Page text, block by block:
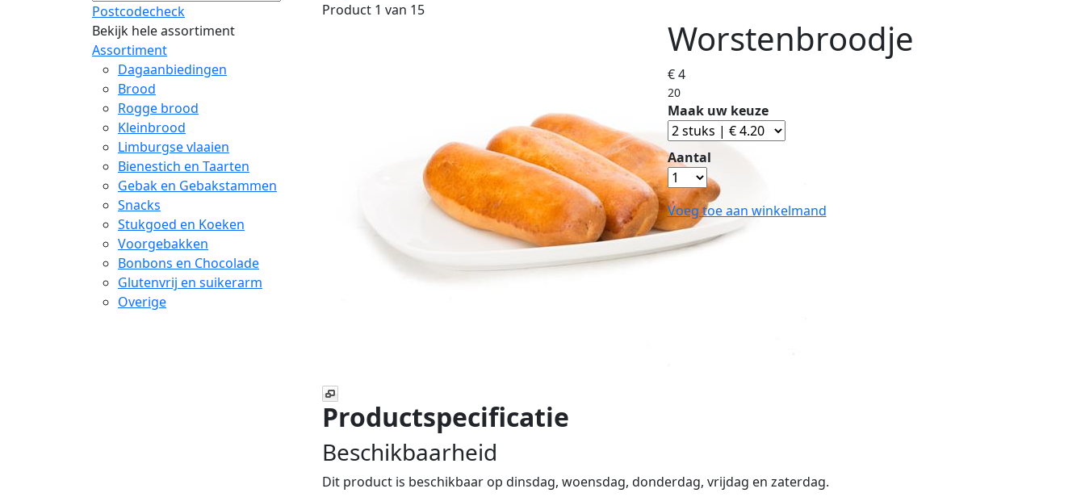
Postcodecheck
Bekijk hele assortiment
Assortiment
Dagaanbiedingen
Brood
Rogge brood
Kleinbrood
Limburgse vlaaien
Bienestich en Taarten
Gebak en Gebakstammen
Snacks
Stukgoed en Koeken
Voorgebakken
Bonbons en Chocolade
Glutenvrij en suikerarm
Overige
Product 1 van 15
Worstenbroodje
€ 4
20
Maak uw keuze
Aantal
Voeg toe aan winkelmand
Productspecificatie
Beschikbaarheid
Dit product is beschikbaar op dinsdag, woensdag, donderdag, vrijdag en zaterdag.